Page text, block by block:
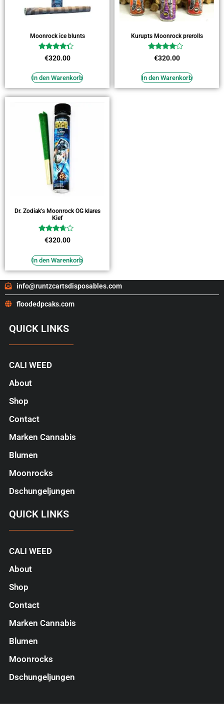
Moonrock ice blunts
Bewertet
mit
von 5
€320.00
In den Warenkorb
Kurupts Moonrock prerolls
Bewertet
mit
von 5
€320.00
In den Warenkorb
Dr. Zodiak’s Moonrock OG klares
Kief
Bewertet
mit
von 5
€320.00
In den Warenkorb
info@runtzcartsdisposables.com
floodedpcaks.com
QUICK LINKS
CALI WEED
About
Shop
Contact
Marken Cannabis
Blumen
Moonrocks
Dschungeljungen
QUICK LINKS
CALI WEED
About
Shop
Contact
Marken Cannabis
Blumen
Moonrocks
Dschungeljungen